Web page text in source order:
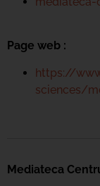
Page web :
https://
sciences/
Mediateca